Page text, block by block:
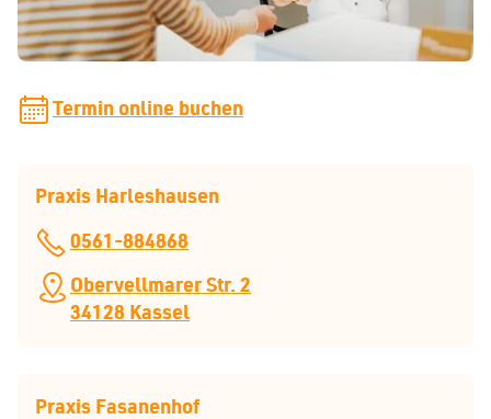
praxis[at]zahnspangenliebe.de
Termin online buchen
Praxis Harleshausen
0561-884868
Obervellmarer Str. 2
34128 Kassel
Praxis Fasanenhof